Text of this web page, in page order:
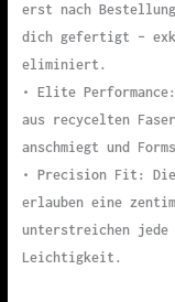
erst nach
dich gefertigt –
eliminiert.
• Elite
aus recycelten
anschmiegt und
• Precision Fit:
erlauben eine
unterstreichen jede
Leichtigkeit.